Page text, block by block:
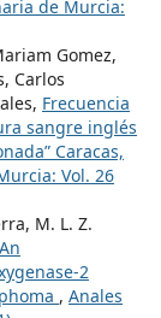
de Murcia:
Gomez,
Carlos
Frecuencia
sangre inglés
Caracas,
Vol. 26
M. L. Z.
An
2
, Anales